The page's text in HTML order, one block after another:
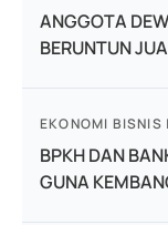
ANGGOTA
BERUNTUN
EKONOMI BISNIS |
BPKH DAN
GUNA